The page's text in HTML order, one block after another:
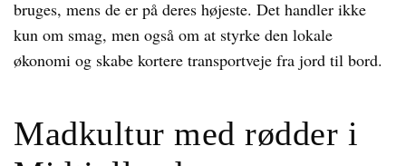
bruges, mens de er på deres højeste. Det handler ikke
kun om smag, men også om at styrke den lokale
økonomi og skabe kortere transportveje fra jord til bord.
Madkultur med rødder i